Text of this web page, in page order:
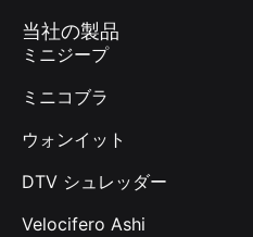
当社の製品
ミニジープ
ミニコブラ
ウォンイット
DTV シュレッダー
Velocifero Ashi